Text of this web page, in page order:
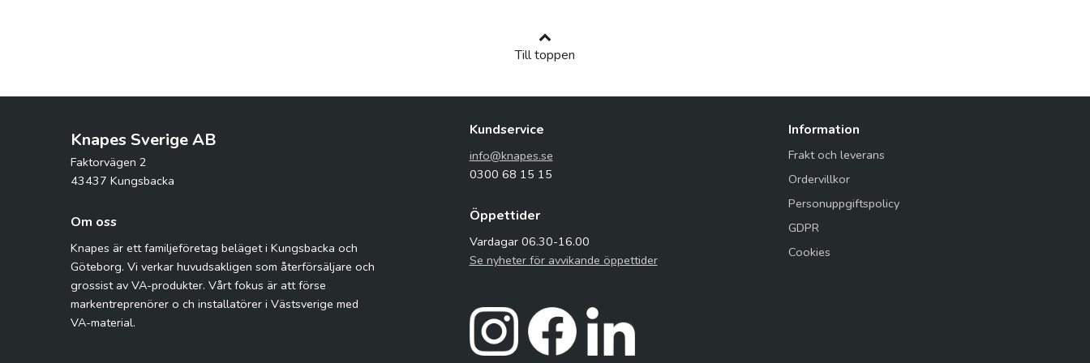
Till toppen
Knapes Sverige AB
Faktorvägen 2
43437 Kungsbacka
Om oss
Knapes är ett familjeföretag beläget i Kungsbacka och
Göteborg. Vi verkar huvudsakligen som återförsäljare och
grossist av VA-produkter. Vårt fokus är att förse
markentreprenörer o ch installatörer i Västsverige med
VA-material.
Kundservice
info@knapes.se
0300 68 15 15
Öppettider
Vardagar 06.30-16.00
Se nyheter för avvikande öppettider
Information
Frakt och leverans
Ordervillkor
Personuppgiftspolicy
GDPR
Cookies